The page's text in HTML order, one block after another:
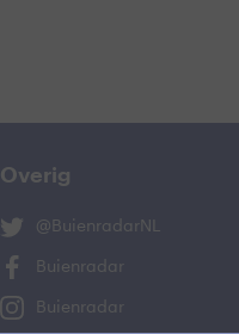
Overig
@BuienradarNL
Buienradar
Buienradar